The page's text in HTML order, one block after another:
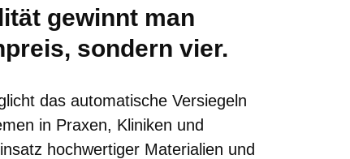
gewinnt man
sondern vier.
das automatische Versiegeln
in Praxen, Kliniken und
hochwertiger Materialien und